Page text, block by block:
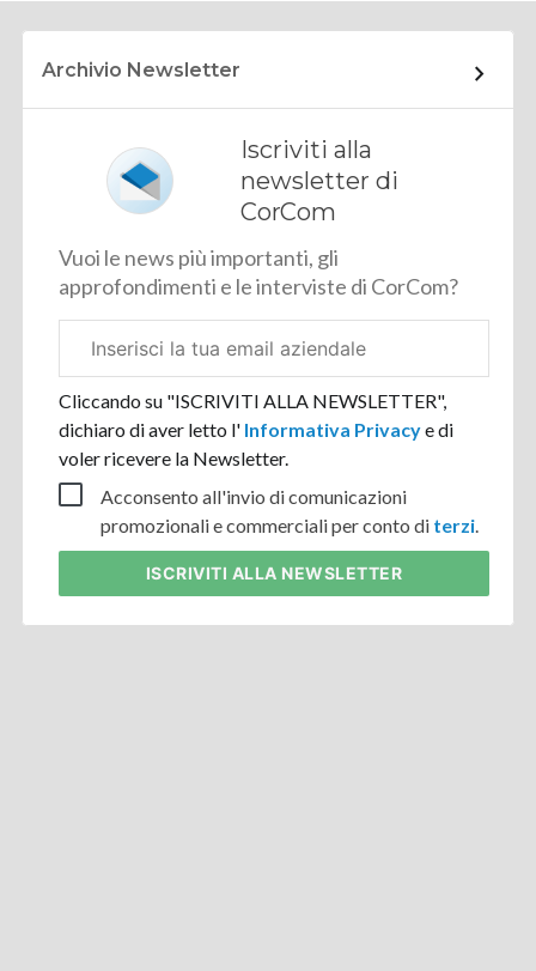
Archivio Newsletter
Iscriviti alla
newsletter di
CorCom
Vuoi le news più importanti, gli
approfondimenti e le interviste di CorCom?
aziendale
Cliccando su "ISCRIVITI ALLA NEWSLETTER",
dichiaro di aver letto l' Informativa Privacye di
voler ricevere la Newsletter.
Acconsento all'invio di comunicazioni
promozionali e commerciali per conto di terzi.
ISCRIVITI ALLA NEWSLETTER